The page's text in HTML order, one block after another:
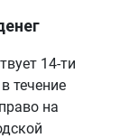
14-ти
течение
на